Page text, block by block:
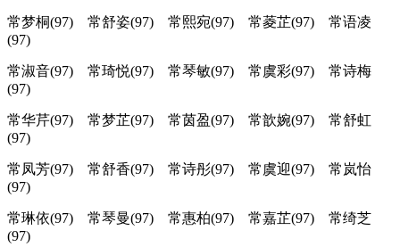
常梦桐(97) 常舒姿(97) 常熙宛(97) 常菱芷(97) 常语凌
(97)
常淑音(97) 常琦悦(97) 常琴敏(97) 常虞彩(97) 常诗梅
(97)
常华芹(97) 常梦芷(97) 常茵盈(97) 常歆婉(97) 常舒虹
(97)
常凤芳(97) 常舒香(97) 常诗彤(97) 常虞迎(97) 常岚怡
(97)
常琳依(97) 常琴曼(97) 常惠柏(97) 常嘉芷(97) 常绮芝
(97)